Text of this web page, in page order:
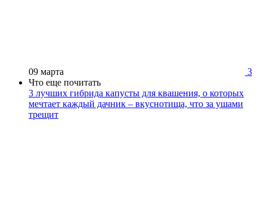
09 марта
3
Что еще почитать
3 лучших гибрида капусты для квашения, о которых
мечтает каждый дачник – вкуснотища, что за ушами
трещит